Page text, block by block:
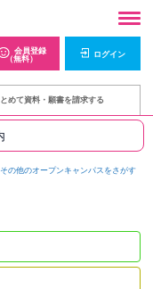
会員登録
（無料）
ログイン
めて資料・願書を請求する
その他のオープンキャンパスをさがす